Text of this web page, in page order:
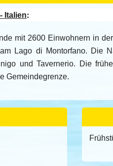
Italien:
mit 2600 Einwohnern in
Lago di Montorfano. Die
und Tavernerio.
Die
Gemeindegrenze.